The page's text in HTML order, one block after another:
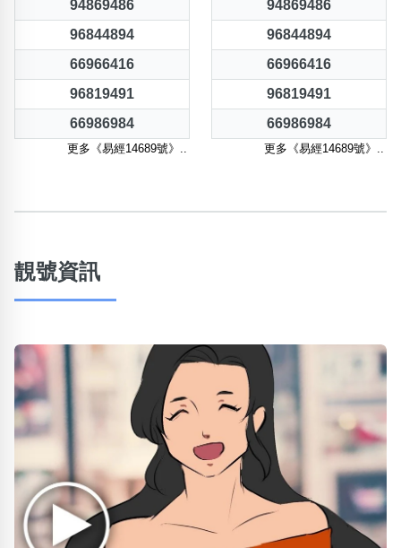
94869486
96844894
66966416
96819491
66986984
更多《易經14689號》..
94869486
96844894
66966416
96819491
66986984
更多《易經14689號》..
靚號資訊